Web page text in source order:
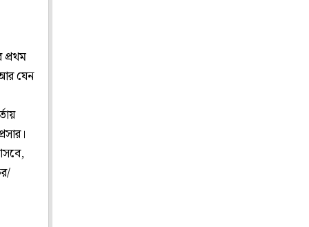
প্রথম
যেন